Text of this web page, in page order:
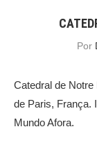
Por
Catedral de
de Paris, França.
Mundo Afora.